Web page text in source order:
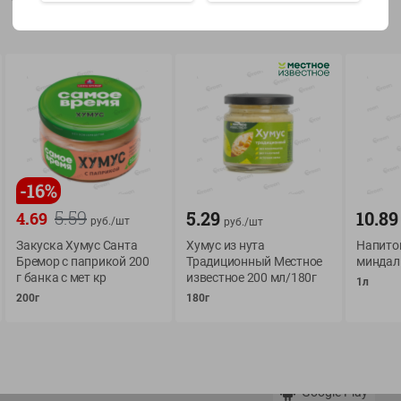
О сервисе
Условия доставки
Возврат товара
Оформление заказа
Мой Green
Обратная связь
Google Play
-16%
5.59
4.69 руб./шт
Закуска Хумус Санта
Бремор с паприкой 200
г банка с мет кр
200г
5.29 руб./шт
Хумус из нута
Традиционный Местное
известное 200 мл/180г
180г
10.89
1л